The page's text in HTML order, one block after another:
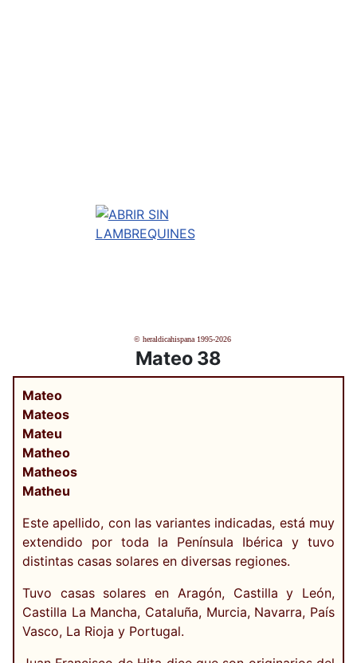
© heraldicahispana 1995-2026
Mateo 38
Mateo
Mateos
Mateu
Matheo
Matheos
Matheu
Este apellido, con las variantes indicadas, está muy
extendido por toda la Península Ibérica y tuvo
distintas casas solares en diversas regiones.
Tuvo casas solares en Aragón, Castilla y León,
Castilla La Mancha, Cataluña, Murcia, Navarra, País
Vasco, La Rioja y Portugal.